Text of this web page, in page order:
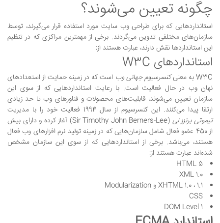
چگونه تعیین می‌شوند؟
استانداردهایی که برای طراحی وب سایت مورد استفاده قرار می‌گیرند، توسط
سازمان‌های مختلفی تدوین می‌گردند. برخی از مهمترین مراکزی که در تنظیم
این استانداردها نقش دارند، عبارت هستند از:
استانداردهای W3C
W3C به معنی کنسرسیوم جهانی وب است که در زمینه حمایت از استعدادهای
نهان وب در حال فعالیت است. با رعایت استانداردهایی که از سوی این
سازمان تعیین می‌شوند، قابلیت‌های محصولات و فناورهای وب تا حد زیادی
ارتقا پیدا می‌کنند. این کنسرسیوم از سال 1994 فعالیت خود را با مدیریت
تیموتی برنزز لی
(Sir Timothy John Berners-Lee) آغاز کرده و دارای بیش
از 450 عضو فعال شامل سازمان‌هایی که در زمینه تولید نرم افزارهای وب فعال
هستند، می‌باشد. برخی از استانداردهایی که از سوی این سازمان مشخص
شده‌اند عبارت هستند از:
HTML 5
XML 1.0
XHTML 1.0 ، 1.1 و Modularization
CSS
DOM Level 1